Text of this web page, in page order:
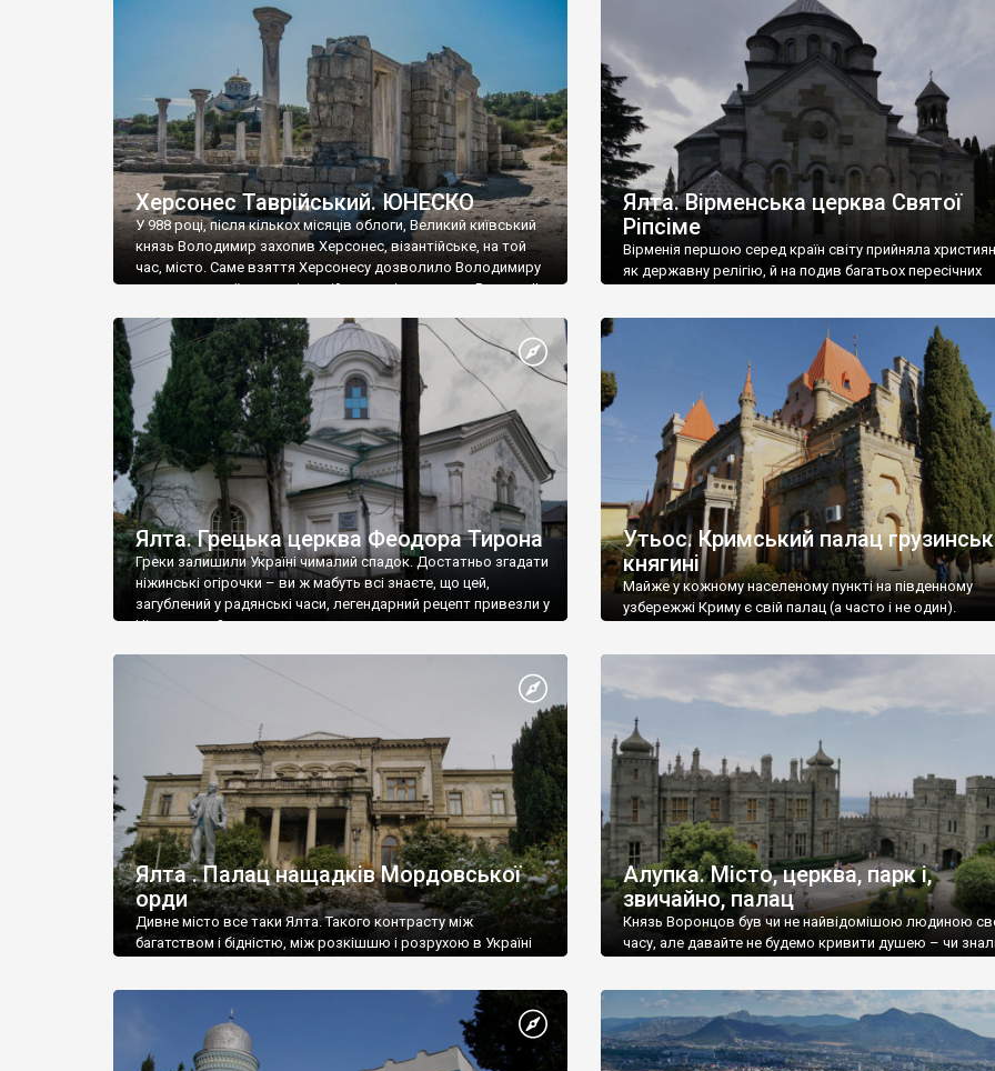
візантійської доби. Раритети викрадені з фондів об’єкту
культурної спадщини ЮНЕСКО «Херсонеса Таврійського».
Офіційно – на виставку «Золото Візантії», але експерти та
влада в Україні вважають це лише […]
називаються «повстяками» (postaki)…” “Вино. Крим
виробляє відмінне вино і його вдосталь: воно все
легке біле і дуже […]
Херсонес Таврійський. ЮНЕСКО
У 988 році, після кількох місяців облоги, Великий київський
князь Володимир захопив Херсонес, візантійське, на той
час, місто. Саме взяття Херсонесу дозволило Володимиру
диктувати свої умови візантійському імператору Василю ІІ,
Херсонесі Володимир-язичник, став Василем-
християнином. А потім було Хрещення Русі. На честь
Херсонесу Таврійського названо місто […]
Ялта. Вірменська церква Святої
Ріпсіме
Вірменія першою серед країн світу прийняла
як державну релігію, й на подив багатьох пересічних
Ялта. Грецька церква Феодора Тирона
Греки залишили Україні чималий спадок. Достатньо згадати
ніжинські огірочки – ви ж мабуть всі знаєте, що цей,
загублений у радянські часи, легендарний рецепт привезли у
Ніжин греки?
Утьос. Кримський палац
княгині
Майже у кожному населеному пункті на південному
узбережжі Криму є свій палац (а часто і не один).
Ялта . Палац нащадків Мордовської
орди
Дивне місто все таки Ялта. Такого контрасту між
багатством і бідністю, між розкішшю і розрухою в Україні
Алупка. Місто, церква, парк і,
звичайно, палац
Князь Воронцов був чи не найвідомішою людиною
часу, але давайте не будемо кривити душею – чи